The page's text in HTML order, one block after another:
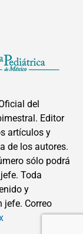
del
Editor
artículos y
de los autores.
sólo podrá
Toda
y
jefe. Correo